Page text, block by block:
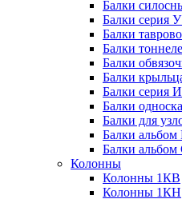
Балки
Балки серия У
Балки
Балки
Балки
Балки
Балки серия
Балки
Балки для
Балки
Балки
Колонны
Колонны 1КВ
Колонны 1КН